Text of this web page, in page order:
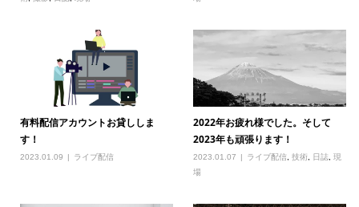
有料配信アカウントお貸ししま
す！
2023.01.09 ライブ配信
2022年お疲れ様でした。そして
2023年も頑張ります！
2023.01.07 ライブ配信 ,技術 日誌 ,現
場